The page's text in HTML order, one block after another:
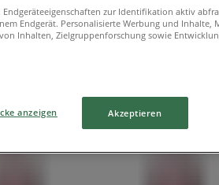
Basel
zur Identifikation aktiv
Endgerät. Personalisierte Werbung und Inhalte,
Inhalten, Zielgruppenforschung sowie
anzeigen Akzeptieren